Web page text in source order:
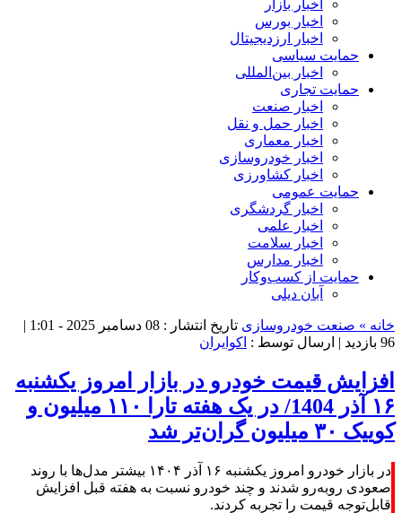
اخبار بازار
اخبار بورس
اخبار ارزدیجیتال
حمایت سیاسی
اخبار بین‌المللی
حمایت تجاری
اخبار صنعت
اخبار حمل و نقل
اخبار معماری
اخبار خودروسازی
اخبار کشاورزی
حمایت عمومی
اخبار گردشگری
اخبار علمی
اخبار سلامت
اخبار مدارس
حمایت از کسب‌وکار
آبان دیلی
خانه » صنعت خودروسازی تاریخ انتشار : 08 دسامبر 2025 - 1:01 |
96 بازدید
| ارسال توسط : اکوایران
افزایش قیمت خودرو در بازار امروز یکشنبه
۱۶ آذر 1404/ در یک هفته تارا ۱۱۰ میلیون و
کوییک ۳۰ میلیون گران‌تر شد
در بازار خودرو امروز یکشنبه ۱۶ آذر ۱۴۰۴ بیشتر مدل‌ها با روند
صعودی روبه‌رو شدند و چند خودرو نسبت به هفته قبل افزایش
قابل‌توجه قیمت را تجربه کردند.